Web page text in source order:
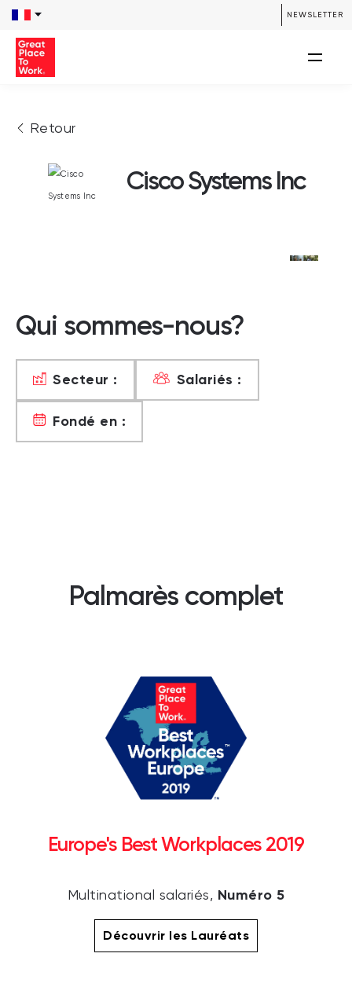
NEWSLETTER
Retour
Cisco Systems Inc
Qui sommes-nous?
Secteur : Salariés :
Fondé en :
Palmarès complet
Europe's Best Workplaces 2019
Multinational salariés, Numéro 5
Découvrir les Lauréats